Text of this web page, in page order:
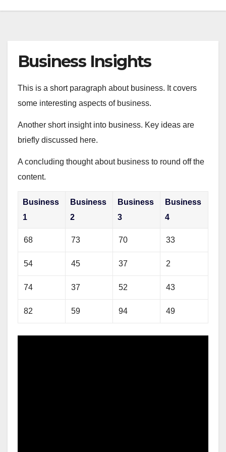
Business Insights
This is a short paragraph about business. It covers
some interesting aspects of business.
Another short insight into business. Key ideas are
briefly discussed here.
A concluding thought about business to round off the
content.
Business
1
Business
2
Business
3
Business
4
68 73 70 33
54 45 37 2
74 37 52 43
82 59 94 49